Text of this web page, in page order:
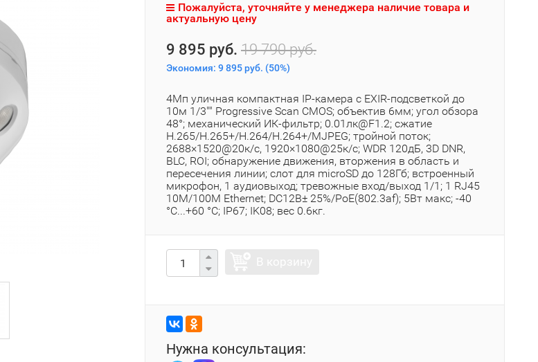
Пожалуйста, уточняйте у менеджера наличие товара и
актуальную цену
9 895 руб. 19 790 руб.
Экономия: 9 895 руб. (50%)
4Мп уличная компактная IP-камера с EXIR-подсветкой до
10м 1/3"" Progressive Scan CMOS; объектив 6мм; угол обзора
48°; механический ИК-фильтр; 0.01лк@F1.2; сжатие
H.265/H.265+/H.264/H.264+/MJPEG; тройной поток;
2688×1520@20к/с, 1920×1080@25к/с; WDR 120дБ, 3D DNR,
BLC, ROI; обнаружение движения, вторжения в область и
пересечения линии; слот для microSD до 128Гб; встроенный
микрофон, 1 аудиовыход; тревожные вход/выход 1/1; 1 RJ45
10M/100M Ethernet; DC12В± 25%/PoE(802.3af); 5Вт макс; -40
°C...+60 °C; IP67; IK08; вес 0.6кг.
Нужна консультация: